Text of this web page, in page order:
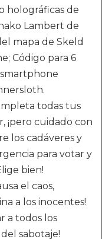
holográficas de
Lambert de
mapa de Skeld
Código para 6
todas tus
¡pero cuidado con
los cadáveres y
para votar y
bien!
el caos,
a los inocentes!
a todos los
sabotaje!